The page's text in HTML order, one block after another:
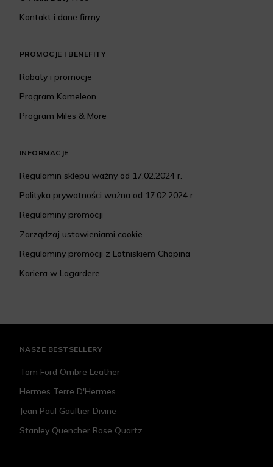
Kontakt i dane firmy
PROMOCJE I BENEFITY
Rabaty i promocje
Program Kameleon
Program Miles & More
INFORMACJE
Regulamin sklepu ważny od 17.02.2024 r.
Polityka prywatności ważna od 17.02.2024 r.
Regulaminy promocji
Zarządzaj ustawieniami cookie
Regulaminy promocji z Lotniskiem Chopina
Kariera w Lagardere
NASZE BESTSELLERY
Tom Ford Ombre Leather
Hermes Terre D'Hermes
Jean Paul Gaultier Divine
Stanley Quencher Rose Quartz